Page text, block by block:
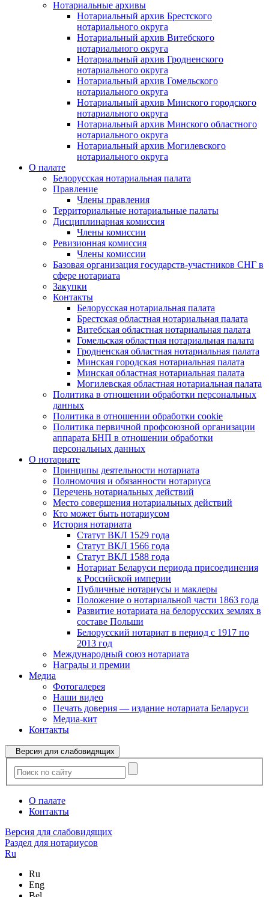
Нотариальные архивы
Нотариальный архив Брестского
нотариального округа
Нотариальный архив Витебского
нотариального округа
Нотариальный архив Гродненского
нотариального округа
Нотариальный архив Гомельского
нотариального округа
Нотариальный архив Минского городского
нотариального округа
Нотариальный архив Минского областного
нотариального округа
Нотариальный архив Могилевского
нотариального округа
О палате
Белорусская нотариальная палата
Правление
Члены правления
Территориальные нотариальные палаты
Дисциплинарная комиссия
Члены комиссии
Ревизионная комиссия
Члены комиссии
Базовая организация государств-участников СНГ в
сфере нотариата
Закупки
Контакты
Белорусская нотариальная палата
Брестская областная нотариальная палата
Витебская областная нотариальная палата
Гомельская областная нотариальная палата
Гродненская областная нотариальная палата
Минская городская нотариальная палата
Минская областная нотариальная палата
Могилевская областная нотариальная палата
Политика в отношении обработки персональных
данных
Политика в отношении обработки cookie
Политика первичной профсоюзной организации
аппарата БНП в отношении обработки
персональных данных
О нотариате
Принципы деятельности нотариата
Полномочия и обязанности нотариуса
Перечень нотариальных действий
Место совершения нотариальных действий
Кто может быть нотариусом
История нотариата
Статут ВКЛ 1529 года
Статут ВКЛ 1566 года
Статут ВКЛ 1588 года
Нотариат Беларуси периода присоединения
к Российской империи
Публичные нотариусы и маклеры
Положение о нотариальной части 1863 года
Развитие нотариата на белорусских землях в
составе Польши
Белорусский нотариат в период с 1917 по
2013 год
Международный союз нотариата
Награды и премии
Медиа
Фотогалерея
Наши видео
Печать доверия — издание нотариата Беларуси
Медиа-кит
Контакты
Версия для слабовидящих
О палате
Контакты
Версия для слабовидящих
Раздел для нотариусов
Ru
Ru
Eng